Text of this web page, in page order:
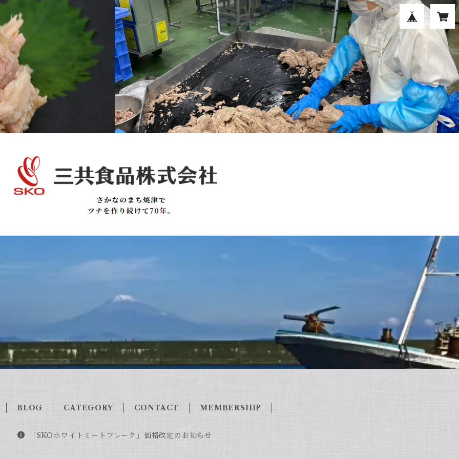
BLOG CATEGORY CONTACT MEMBERSHIP
「SKOホワイトミートフレーク」価格改定のお知らせ